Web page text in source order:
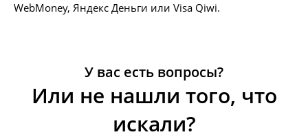
WebMoney, Яндекс Деньги или Visa Qiwi.
У вас есть вопросы?
Или не нашли того, что
искали?